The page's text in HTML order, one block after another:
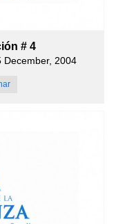
# 4
2004